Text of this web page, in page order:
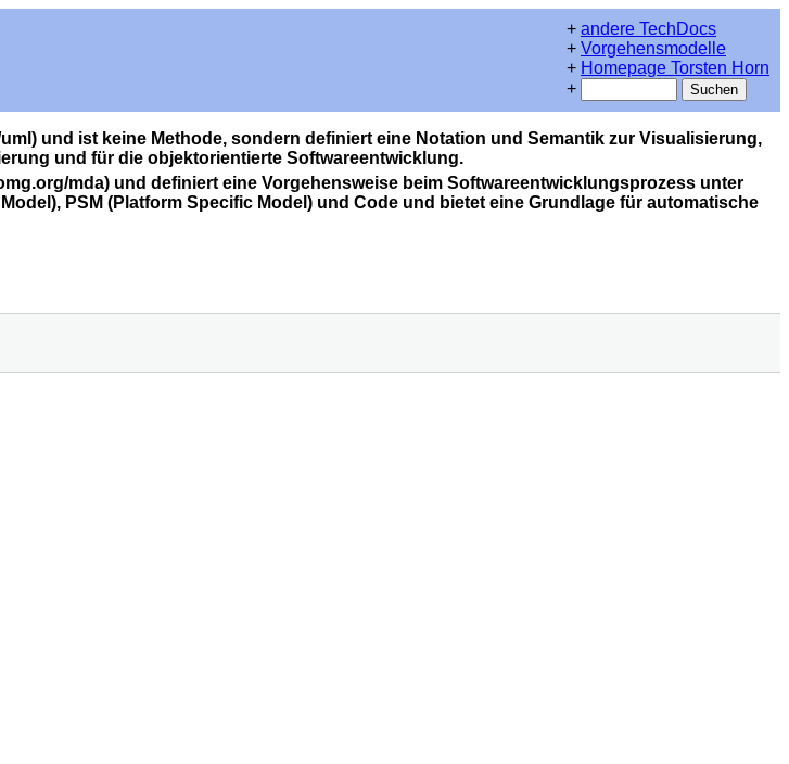
+ andere TechDocs
+ Vorgehensmodelle
+ Homepage Torsten Horn
+
und ist keine Methode, sondern definiert eine Notation und Semantik zur Visualisierung,
und für die objektorientierte Softwareentwicklung.
mda) und definiert eine Vorgehensweise beim Softwareentwicklungsprozess unter
PSM (Platform Specific Model) und Code und bietet eine Grundlage für automatische